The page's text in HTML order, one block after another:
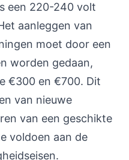
een 220-240 volt
aanleggen van
moet door een
worden gedaan,
€300 en €700. Dit
van nieuwe
van een geschikte
voldoen aan de